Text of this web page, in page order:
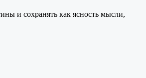
и сохранять как ясность мысли,